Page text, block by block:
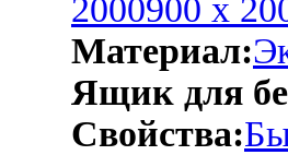
2000900 х
Материал:
Ящик для
Свойства: